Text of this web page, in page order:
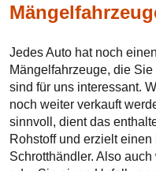
Jedes Auto hat noch
Mängelfahrzeuge, die
sind für uns interessant.
noch weiter verkauft
sinnvoll, dient das
Rohstoff und erzielt
Schrotthändler. Also